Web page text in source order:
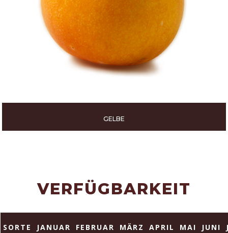
GELBE
VERFÜGBARKEIT
SORTE JANUAR FEBRUAR MÄRZ APRIL MAI JUNI